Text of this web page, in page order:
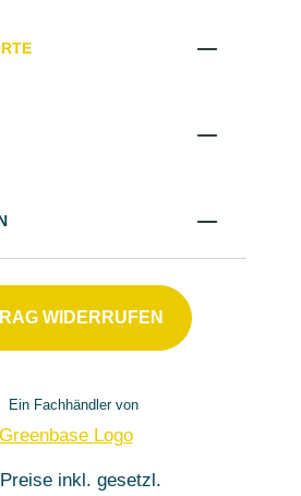
WIDERRUFEN
Ein Fachhändler von
inkl. gesetzl.